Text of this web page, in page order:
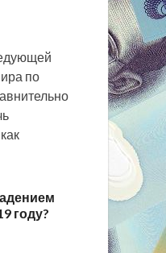
по
году?